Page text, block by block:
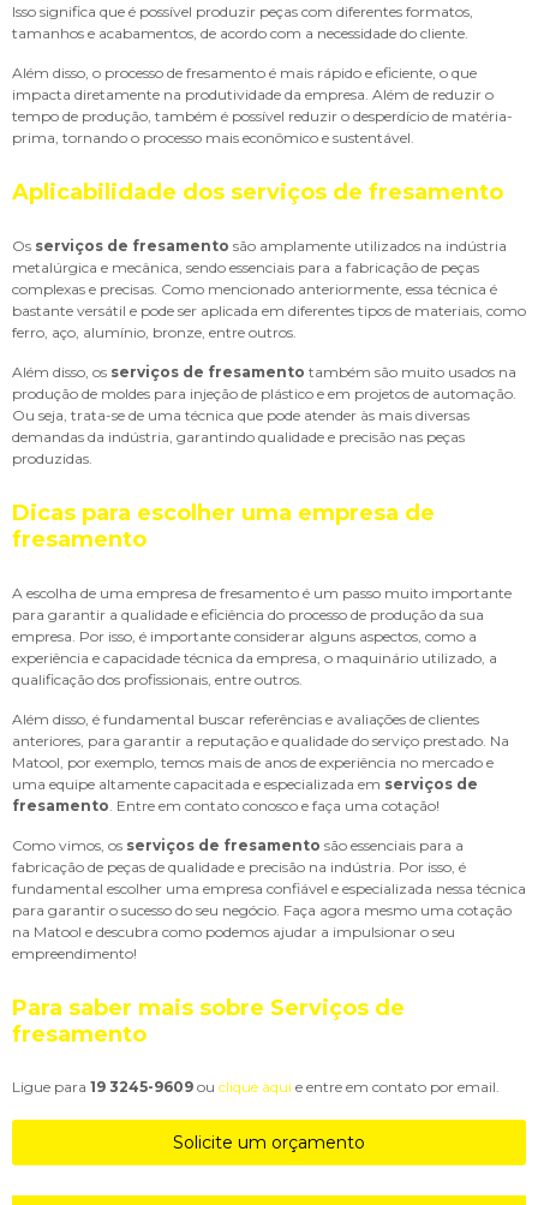
Isso significa que é possível produzir peças com diferentes formatos,
tamanhos e acabamentos, de acordo com a necessidade do cliente.
Além disso, o processo de fresamento é mais rápido e eficiente, o que
impacta diretamente na produtividade da empresa. Além de reduzir o
tempo de produção, também é possível reduzir o desperdício de matéria-
prima, tornando o processo mais econômico e sustentável.
Aplicabilidade dos serviços de fresamento
Os serviços de fresamento são amplamente utilizados na indústria
metalúrgica e mecânica, sendo essenciais para a fabricação de peças
complexas e precisas. Como mencionado anteriormente, essa técnica é
bastante versátil e pode ser aplicada em diferentes tipos de materiais, como
ferro, aço, alumínio, bronze, entre outros.
Além disso, os serviços de fresamento também são muito usados na
produção de moldes para injeção de plástico e em projetos de automação.
Ou seja, trata-se de uma técnica que pode atender às mais diversas
demandas da indústria, garantindo qualidade e precisão nas peças
produzidas.
Dicas para escolher uma empresa de
fresamento
A escolha de uma empresa de fresamento é um passo muito importante
para garantir a qualidade e eficiência do processo de produção da sua
empresa. Por isso, é importante considerar alguns aspectos, como a
experiência e capacidade técnica da empresa, o maquinário utilizado, a
qualificação dos profissionais, entre outros.
Além disso, é fundamental buscar referências e avaliações de clientes
anteriores, para garantir a reputação e qualidade do serviço prestado. Na
Matool, por exemplo, temos mais de anos de experiência no mercado e
uma equipe altamente capacitada e especializada em serviços de
fresamento . Entre em contato conosco e faça uma cotação!
Como vimos, os serviços de fresamento são essenciais para a
fabricação de peças de qualidade e precisão na indústria. Por isso, é
fundamental escolher uma empresa confiável e especializada nessa técnica
para garantir o sucesso do seu negócio. Faça agora mesmo uma cotação
na Matool e descubra como podemos ajudar a impulsionar o seu
empreendimento!
Para saber mais sobre Serviços de
fresamento
Ligue para 19 3245-9609 ou clique aqui e entre em contato por email.
Solicite um orçamento